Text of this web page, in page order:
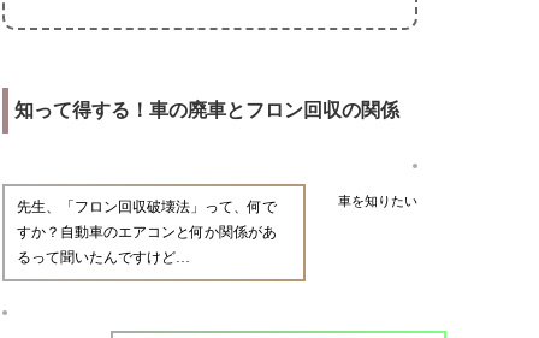
知って得する！車の廃車とフロン回収の関係
車を知りたい
先生、「フロン回収破壊法」って、何で
すか？自動車のエアコンと何か関係があ
るって聞いたんですけど…